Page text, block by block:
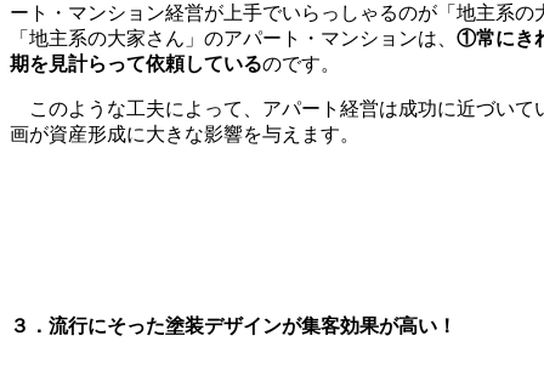
ート・マンション経営が上手でいらっしゃるのが「地主系
「地主系の大家さん」のアパート・マンションは、 ①常にき
期を見計らって依頼しているのです。
このような工夫によって、アパート経営は成功に近づいて
画が資産形成に大きな影響を与えます。
３．流行にそった塗装デザインが集客効果が高い！